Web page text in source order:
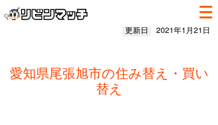
更新日 2021年1月21日
愛知県尾張旭市の住み替え・買い
替え